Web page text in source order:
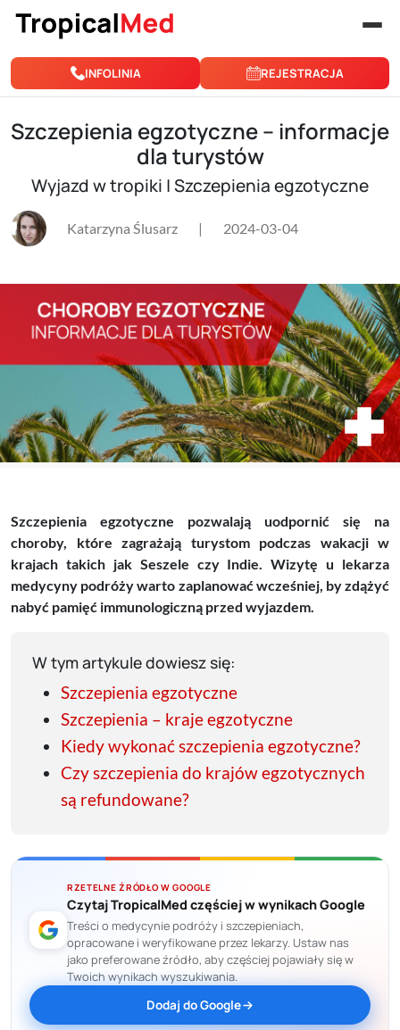
Przejdź do treści
INFOLINIA REJESTRACJA
Szczepienia egzotyczne – informacje
dla turystów
Wyjazd w tropiki | Szczepienia egzotyczne
Katarzyna Ślusarz | 2024-03-04
Szczepienia egzotyczne pozwalają uodpornić się na
choroby, które zagrażają turystom podczas wakacji w
krajach takich jak Seszele czy Indie. Wizytę u lekarza
medycyny podróży warto zaplanować wcześniej, by zdążyć
nabyć pamięć immunologiczną przed wyjazdem.
W tym artykule dowiesz się:
Szczepienia egzotyczne
Szczepienia – kraje egzotyczne
Kiedy wykonać szczepienia egzotyczne?
Czy szczepienia do krajów egzotycznych
są refundowane?
RZETELNE ŹRÓDŁO W GOOGLE
Czytaj TropicalMed częściej w wynikach Google
Treści o medycynie podróży i szczepieniach,
opracowane i weryfikowane przez lekarzy. Ustaw nas
jako preferowane źródło, aby częściej pojawiały się w
Twoich wynikach wyszukiwania.
Dodaj do Google